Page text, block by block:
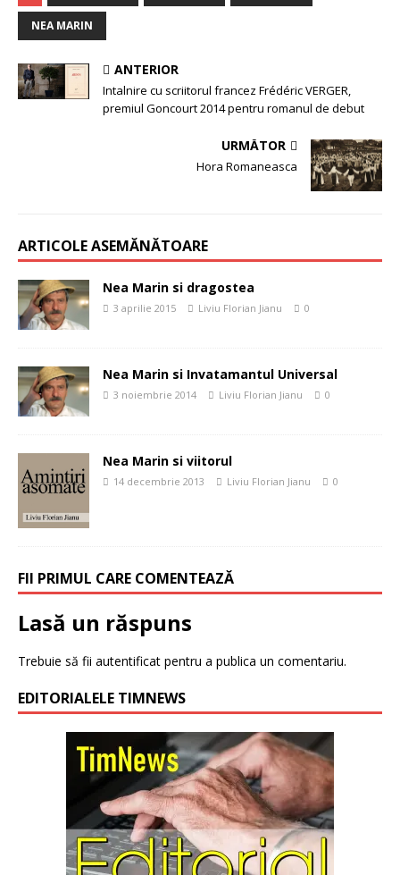
NEA MARIN
ANTERIOR
Intalnire cu scriitorul francez Frédéric VERGER,
premiul Goncourt 2014 pentru romanul de debut
URMĂTOR
Hora Romaneasca
ARTICOLE ASEMĂNĂTOARE
Nea Marin si dragostea
3 aprilie 2015 Liviu Florian Jianu 0
Nea Marin si Invatamantul Universal
3 noiembrie 2014 Liviu Florian Jianu 0
Nea Marin si viitorul
14 decembrie 2013 Liviu Florian Jianu 0
FII PRIMUL CARE COMENTEAZĂ
Lasă un răspuns
Trebuie să fii autentificat pentru a publica un comentariu.
EDITORIALELE TIMNEWS